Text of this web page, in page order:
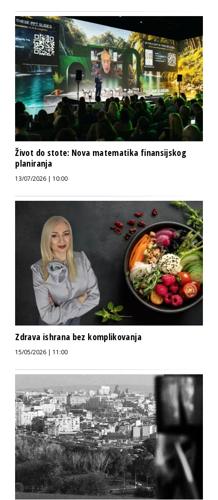
Život do stote: Nova matematika finansijskog
planiranja
13/07/2026 | 10:00
Zdrava ishrana bez komplikovanja
15/05/2026 | 11:00